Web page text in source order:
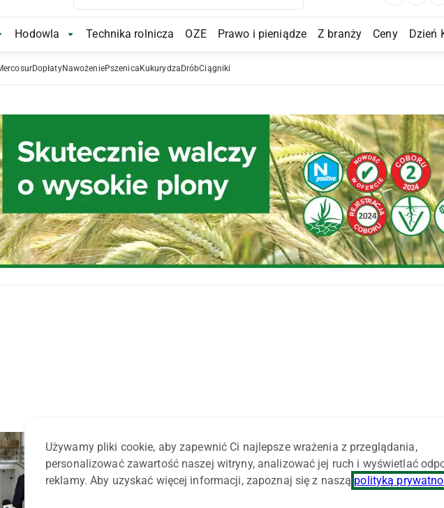
Main Navigation
Submenu
Hodowla Hodowla Submenu
Technika rolnicza OZE Prawo i pieniądze Z branży Ceny Dzień
DopłatyNawożeniePszenica Kukurydza DróbCiągniki
Używamy pliki cookie, aby zapewnić Ci najlepsze wrażenia z przeglądania,
personalizować zawartość naszej witryny, analizować jej ruch i wyświetlać
reklamy. Aby uzyskać więcej informacji, zapoznaj się z naszą polityką